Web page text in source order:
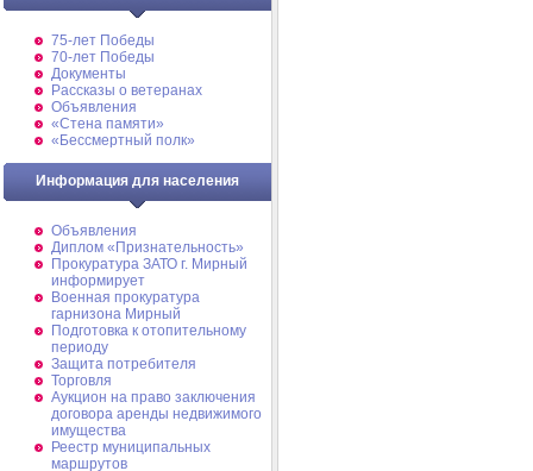
75-лет Победы
70-лет Победы
Документы
Рассказы о ветеранах
Объявления
«Стена памяти»
«Бессмертный полк»
Информация для населения
Объявления
Диплом «Признательность»
Прокуратура ЗАТО г. Мирный
информирует
Военная прокуратура
гарнизона Мирный
Подготовка к отопительному
периоду
Защита потребителя
Торговля
Аукцион на право заключения
договора аренды недвижимого
имущества
Реестр муниципальных
маршрутов